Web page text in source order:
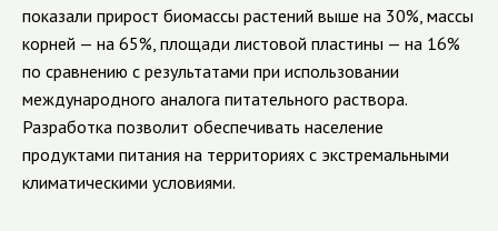
показали прирост биомассы растений выше на 30%, массы
корней — на 65%, площади листовой пластины — на 16%
по сравнению с результатами при использовании
международного аналога питательного раствора.
Разработка позволит обеспечивать население
продуктами питания на территориях с экстремальными
климатическими условиями.